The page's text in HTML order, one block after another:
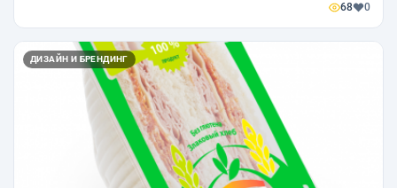
68 0
ДИЗАЙН И БРЕНДИНГ